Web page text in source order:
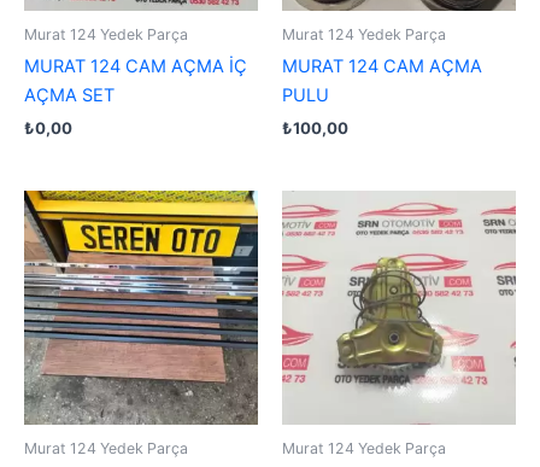
Murat 124 Yedek Parça
MURAT 124 CAM AÇMA İÇ
AÇMA SET
₺0,00
Murat 124 Yedek Parça
MURAT 124 CAM AÇMA
PULU
₺100,00
Murat 124 Yedek Parça Murat 124 Yedek Parça